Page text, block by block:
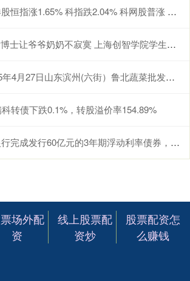
科指跌2.04% 科网股普涨 有色金属板块强势 旺山旺水上市首日涨超155%
爷奶奶不寂寞 上海创智学院学生研发中文情感适老大模型
27日山东滨州(六街）鲁北蔬菜批发市场价格行情
转债下跌0.1%，转股溢价率154.89%
发行60亿元的3年期浮动利率债券，固定利差-113%
场外配
资
线上股票配
资炒
股票配资怎
么赚钱